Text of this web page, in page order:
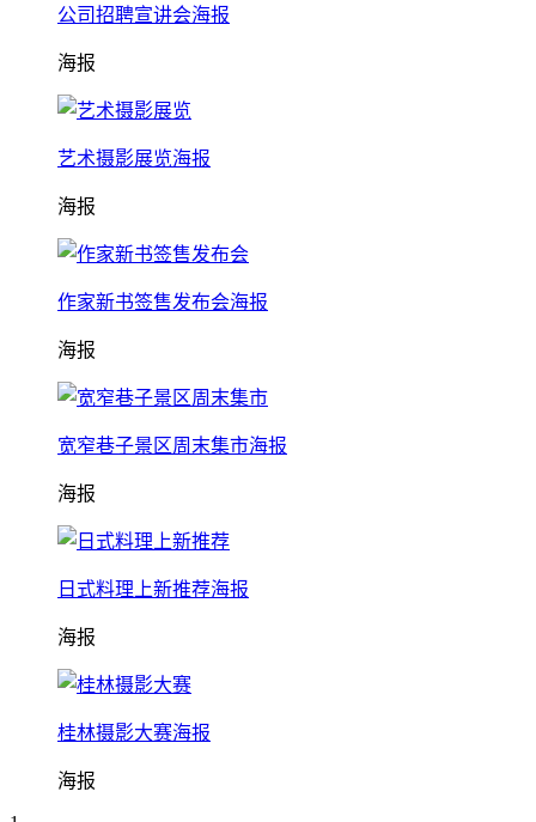
公司招聘宣讲会海报
海报
艺术摄影展览海报
海报
作家新书签售发布会海报
海报
宽窄巷子景区周末集市海报
海报
日式料理上新推荐海报
海报
桂林摄影大赛海报
海报